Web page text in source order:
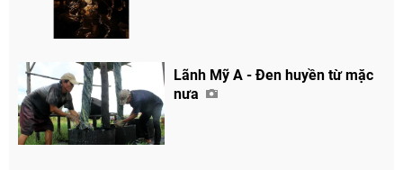
Lãnh Mỹ A - Đen huyền từ mặc
nưa